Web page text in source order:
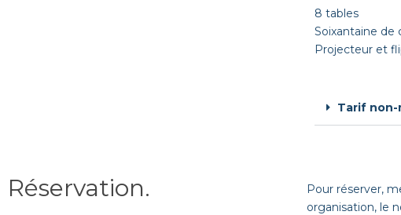
8 tables
Soixantaine de
Projecteur et
Tarif non-
Réservation.
Pour réserver,
organisation, le